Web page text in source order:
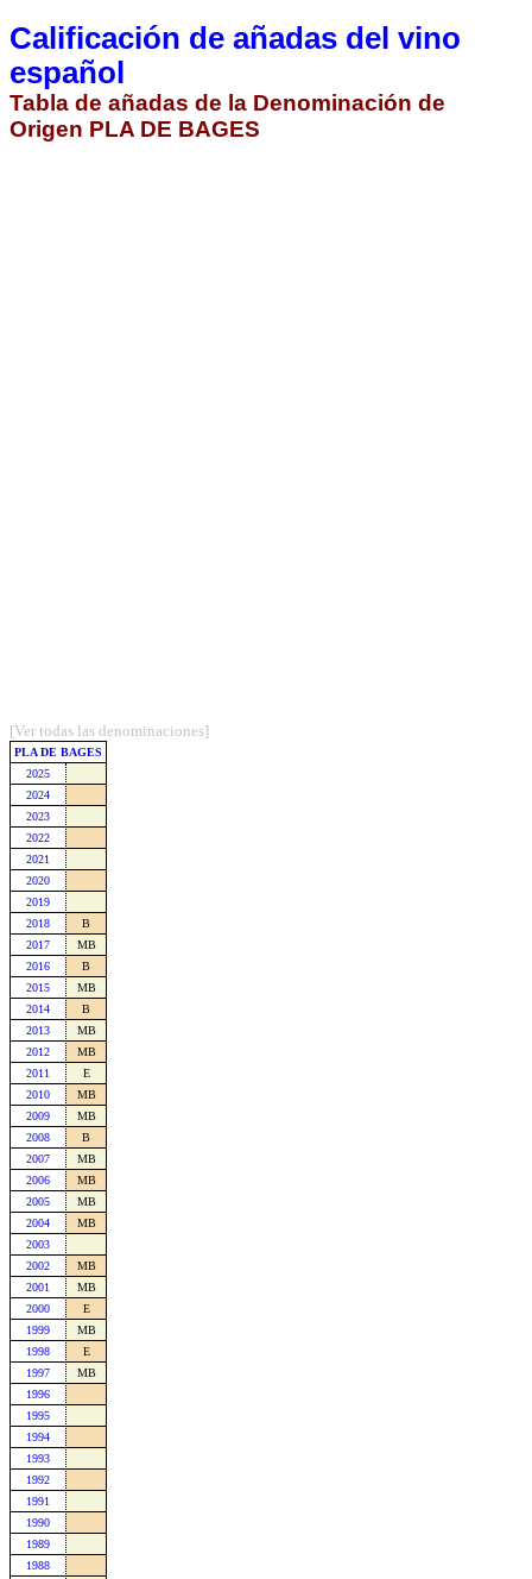
Calificación de añadas del vino
español
Tabla de añadas de la Denominación de
Origen PLA DE BAGES
[Ver todas las denominaciones]
PLA DE BAGES
2025
2024
2023
2022
2021
2020
2019
2018
B
2017
MB
2016
B
2015
MB
2014
B
2013
MB
2012
MB
2011
E
2010
MB
2009
MB
2008
B
2007
MB
2006
MB
2005
MB
2004
MB
2003
2002
MB
2001
MB
2000
E
1999
MB
1998
E
1997
MB
1996
1995
1994
1993
1992
1991
1990
1989
1988